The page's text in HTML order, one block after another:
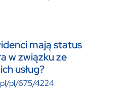
mają status
w związku ze
usług?
pl/675/4224